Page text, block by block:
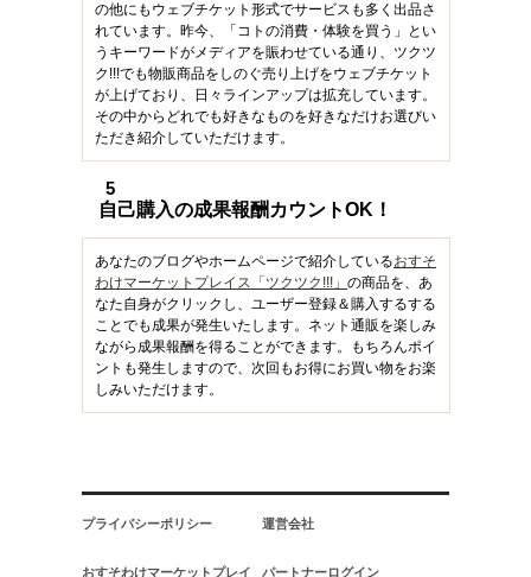
の他にもウェブチケット形式でサービスも多く出品さ
れています。昨今、「コトの消費・体験を買う」とい
うキーワードがメディアを賑わせている通り、ツクツ
ク!!!でも物販商品をしのぐ売り上げをウェブチケット
が上げており、日々ラインアップは拡充しています。
その中からどれでも好きなものを好きなだけお選びい
ただき紹介していただけます。
5
自己購入の成果報酬カウントOK！
あなたのブログやホームページで紹介しているおすそ
わけマーケットプレイス「ツクツク!!!」 の商品を、あ
なた自身がクリックし、ユーザー登録＆購入するする
ことでも成果が発生いたします。ネット通販を楽しみ
ながら成果報酬を得ることができます。もちろんポイ
ントも発生しますので、次回もお得にお買い物をお楽
しみいただけます。
プライバシーポリシー 運営会社
おすそわけマーケットプレイ パートナーログイン